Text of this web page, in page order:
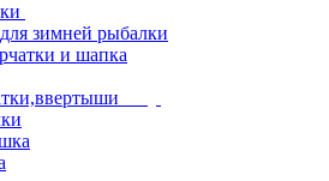
зимней рыбалки
и шапка